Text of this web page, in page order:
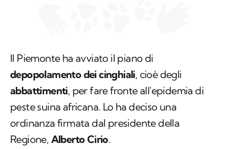
Il Piemonte ha avviato il piano di
depopolamento dei cinghiali, cioè degli
abbattimenti, per fare fronte all'epidemia di
peste suina africana. Lo ha deciso una
ordinanza firmata dal presidente della
Regione, Alberto Cirio.